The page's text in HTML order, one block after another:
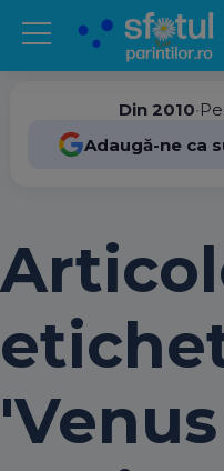
Din 2010•
Adaugă-ne ca